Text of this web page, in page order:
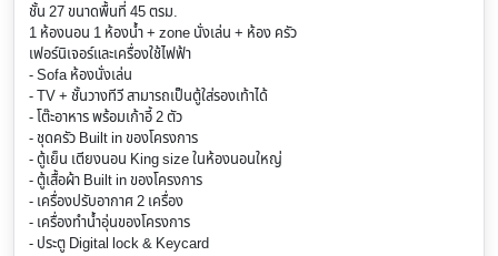
ชั้น 27 ขนาดพื้นที่ 45 ตรม.
1 ห้องนอน 1 ห้องน้ำ + zone นั่งเล่น + ห้อง ครัว
เฟอร์นิเจอร์และเครื่องใช้ไฟฟ้า
- Sofa ห้องนั่งเล่น
- TV + ชั้นวางทีวี สามารถเป็นตู้ใส่รองเท้าได้
- โต๊ะอาหาร พร้อมเก้าอี้ 2 ตัว
- ชุดครัว Built in ของโครงการ
- ตู้เย็น เตียงนอน King size ในห้องนอนใหญ่
- ตู้เสื้อผ้า Built in ของโครงการ
- เครื่องปรับอากาศ 2 เครื่อง
- เครื่องทำน้ำอุ่นของโครงการ
- ประตู Digital lock & Keycard